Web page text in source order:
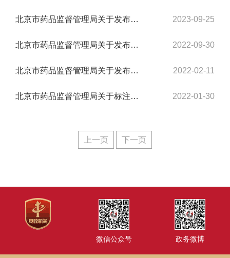
北京市药品监督管理局关于发布注销《药品生产许可证》《医疗器械生产许可证》《药品经... 2023-09-25
北京市药品监督管理局关于发布北京市2022年第二、三季度注销《医疗器械生产许可证》企... 2022-09-30
北京市药品监督管理局关于发布北京市2021年注销《化妆品生产许可证》企业名单的公告 2022-02-11
北京市药品监督管理局关于标注北京和缓医疗科技有限公司《医疗器械网络交易服务第三方... 2022-01-30
上一页 下一页
微信公众号 政务微博